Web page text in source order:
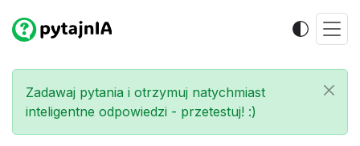
Zadawaj pytania i otrzymuj natychmiast
inteligentne odpowiedzi - przetestuj! :)